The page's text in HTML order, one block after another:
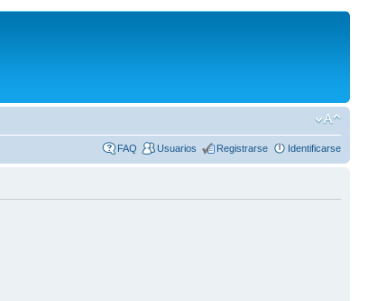
FAQ Usuarios Registrarse Identificarse